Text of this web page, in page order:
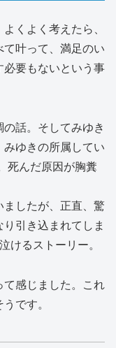
くよく考えたら、
叶って、満足のい
必要もないという事
話。そしてみゆき
ゆきの所属してい
死んだ原因が胸糞
したが、正直、驚
引き込まれてしま
けるストーリー。
感じました。これ
です。